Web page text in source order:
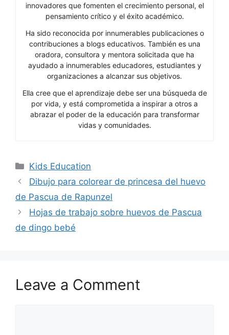
innovadores que fomenten el crecimiento personal, el
pensamiento crítico y el éxito académico.
Ha sido reconocida por innumerables publicaciones o
contribuciones a blogs educativos. También es una
oradora, consultora y mentora solicitada que ha
ayudado a innumerables educadores, estudiantes y
organizaciones a alcanzar sus objetivos.
Ella cree que el aprendizaje debe ser una búsqueda de
por vida, y está comprometida a inspirar a otros a
abrazar el poder de la educación para transformar
vidas y comunidades.
Categories
Kids Education
Dibujo para colorear de princesa del huevo
de Pascua de Rapunzel
Hojas de trabajo sobre huevos de Pascua
de dingo bebé
Leave a Comment